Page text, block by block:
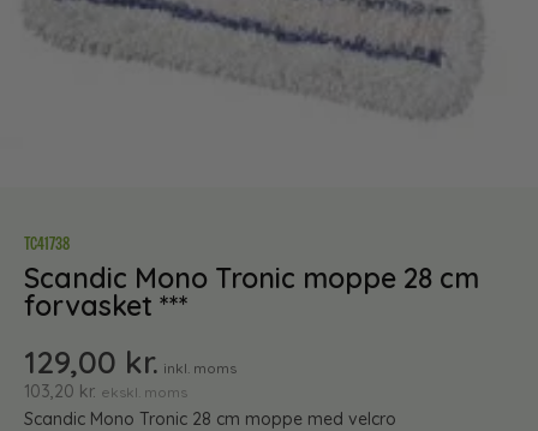
TC41738
Scandic Mono Tronic moppe 28 cm
forvasket ***
129,00 kr. inkl. moms
103,20 kr. ekskl. moms
Scandic Mono Tronic 28 cm moppe med velcro